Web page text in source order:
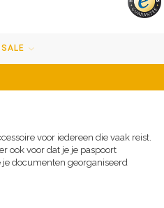
SALE
voor iedereen die vaak reist.
ook voor dat je je paspoort
je documenten georganiseerd